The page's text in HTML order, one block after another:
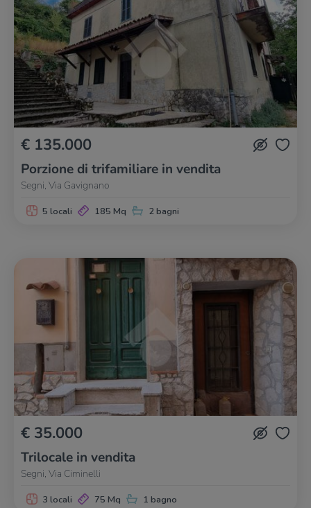
€ 135.000
Porzione di trifamiliare in vendita
Segni, Via Gavignano
5 locali 185 Mq 2 bagni
€ 35.000
Trilocale in vendita
Segni, Via Ciminelli
3 locali 75 Mq 1 bagno